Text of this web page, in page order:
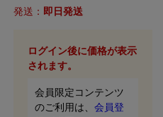
発送： 即日発送
ログイン後に価格が表示
されます。
会員限定コンテンツ
のご利用は、 会員登